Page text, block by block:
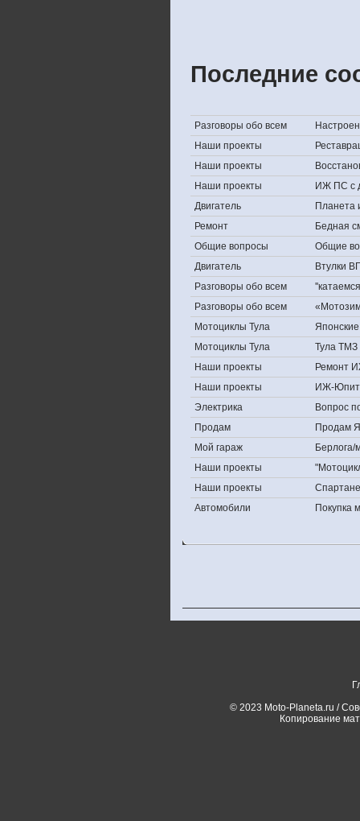
Последние
Разговоры обо всем
Наши проекты
Наши проекты
Наши проекты
ИЖ ПС с
Двигатель
Планета
Ремонт
Бедная
Общие вопросы
Общие
Двигатель
Втулки
Разговоры обо всем
Разговоры обо всем
Мотоциклы Тула
Мотоциклы Тула
Тула ТМЗ
Наши проекты
Ремонт
Наши проекты
ИЖ-
Электрика
Вопрос
Продам
Продам
Мой гараж
Берлога/
Наши проекты
Наши проекты
Автомобили
Покупка
© 2023 Moto-Planeta.ru /
Копирование